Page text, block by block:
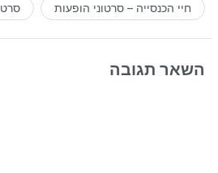
חיי הכנסייה – סרטוני הופעות
השאר תגובה